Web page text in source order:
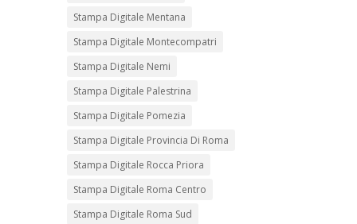
Stampa Digitale Mentana
Stampa Digitale Montecompatri
Stampa Digitale Nemi
Stampa Digitale Palestrina
Stampa Digitale Pomezia
Stampa Digitale Provincia Di Roma
Stampa Digitale Rocca Priora
Stampa Digitale Roma Centro
Stampa Digitale Roma Sud